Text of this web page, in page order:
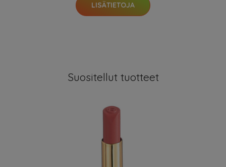
LISÄTIETOJA
Suositellut tuotteet